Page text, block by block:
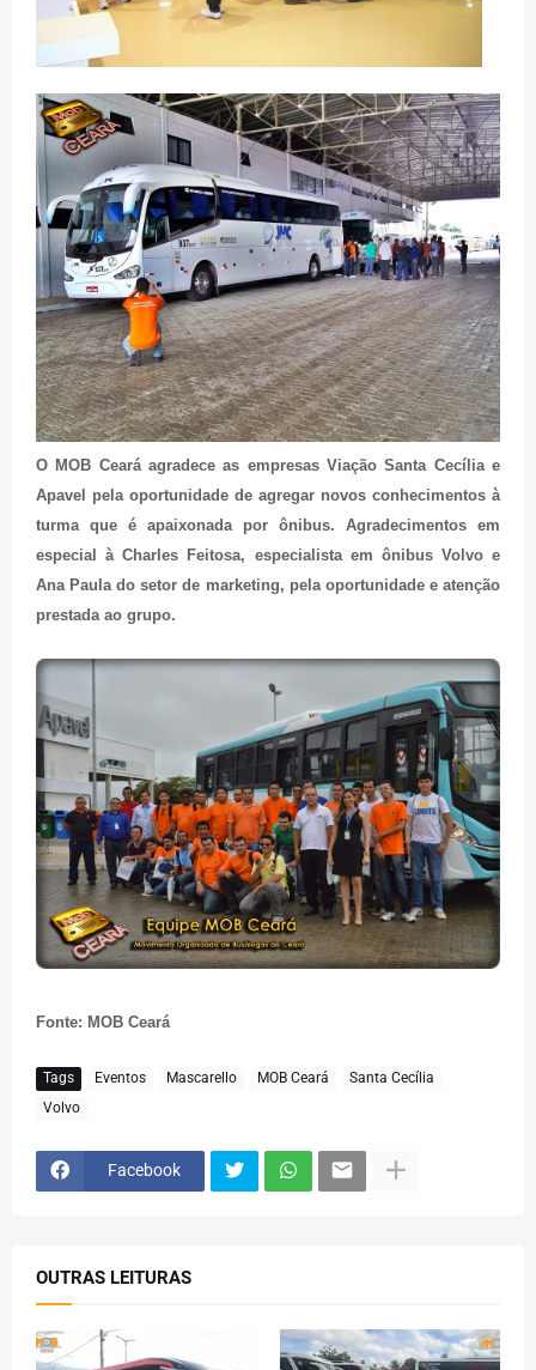
O MOB Ceará agradece as empresas Viação Santa Cecília e
Apavel pela oportunidade de agregar novos conhecimentos à
turma que é apaixonada por ônibus. Agradecimentos em
especial à Charles Feitosa, especialista em ônibus Volvo e
Ana Paula do setor de marketing, pela oportunidade e atenção
prestada ao grupo.
Fonte: MOB Ceará
Tags Eventos Mascarello MOB Ceará
Santa Cecília
Volvo
Facebook
OUTRAS LEITURAS